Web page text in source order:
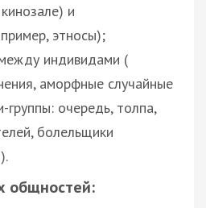
и
этносы);
индивидами (
аморфные случайные
группы: очередь, толпа,
болельщики
общностей: